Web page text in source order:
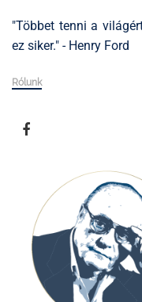
"Többet tenni a
ez siker." - Henry Ford
Rólunk